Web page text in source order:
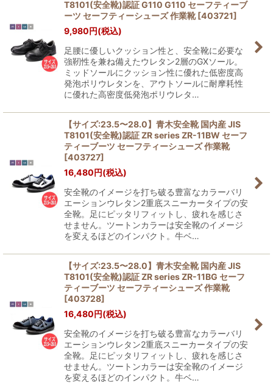
T8101(安全靴)認証 G110 G110 セーフティーブ
ーツ セーフティーシューズ 作業靴 [403721]
9,980円(税込)
足腰に優しいクッション性と、安全靴に必要な
強靭性を兼ね備えたウレタン2層のGXソール。
ミッドソールにクッション性に優れた低密度高
発泡ポリウレタンを、アウトソールに耐摩耗性
に優れた高密度低発泡ポリウレタ…
【サイズ:23.5〜28.0】青木安全靴 国内産 JIS
T8101(安全靴)認証 ZR series ZR-11BW セーフ
ティーブーツ セーフティーシューズ 作業靴
[403727]
16,480円(税込)
安全靴のイメージを打ち破る豊富なカラーバリ
エーションウレタン2重底スニーカータイプの安
全靴。足にピッタリフィットし、疲れを感じさ
せません。ツートンカラーは安全靴のイメージ
を変えるほどのインパクト。牛ベ…
【サイズ:23.5〜28.0】青木安全靴 国内産 JIS
T8101(安全靴)認証 ZR series ZR-11BG セーフ
ティーブーツ セーフティーシューズ 作業靴
[403728]
16,480円(税込)
安全靴のイメージを打ち破る豊富なカラーバリ
エーションウレタン2重底スニーカータイプの安
全靴。足にピッタリフィットし、疲れを感じさ
せません。ツートンカラーは安全靴のイメージ
を変えるほどのインパクト。牛ベ…